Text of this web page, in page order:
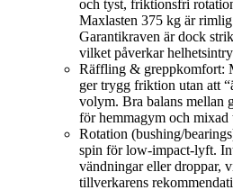
och tyst, friktionsfri
Maxlasten 375 kg är
Garantikraven är dock
vilket påverkar
Räffling & greppkomfort:
ger trygg friktion utan att
volym. Bra balans mellan
för hemmagym och mixad
Rotation (bushing/
spin för low-impact-lyft.
vändningar eller droppar,
tillverkarens